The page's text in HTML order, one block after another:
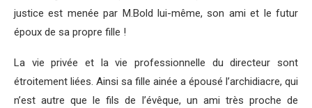
justice est menée par M.Bold lui-même, son ami et le futur
époux de sa propre fille !
La vie privée et la vie professionnelle du directeur sont
étroitement liées. Ainsi sa fille ainée a épousé l’archidiacre, qui
n’est autre que le fils de l’évêque, un ami très proche de